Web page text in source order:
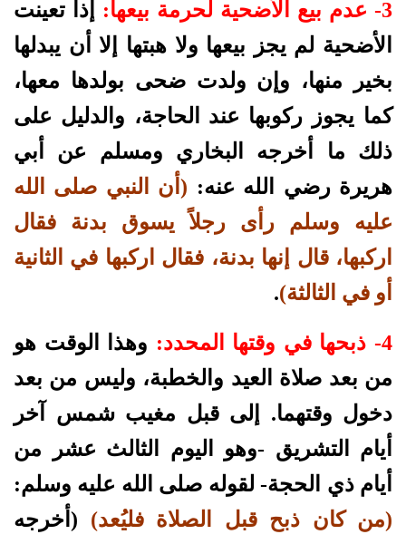
3- عدم بيع الأضحية لحرمة بيعها:
إذا تعينت
الأضحية لم يجز بيعها ولا هبتها إلا أن يبدلها
بخير منها، وإن ولدت ضحى بولدها معها،
كما يجوز ركوبها عند الحاجة، والدليل على
ذلك ما أخرجه البخاري ومسلم عن أبي
هريرة رضي الله عنه: (أن النبي صلى الله
عليه وسلم رأى رجلاً يسوق بدنة فقال
اركبها، قال إنها بدنة، فقال اركبها في الثانية
أو في الثالثة).
4- ذبحها في وقتها المحدد:
وهذا الوقت هو
من بعد صلاة العيد والخطبة، وليس من بعد
دخول وقتهما. إلى قبل مغيب شمس آخر
أيام التشريق -وهو اليوم الثالث عشر من
أيام ذي الحجة- لقوله صلى الله عليه وسلم:
(من كان ذبح قبل الصلاة فليُعد) (أخرجه